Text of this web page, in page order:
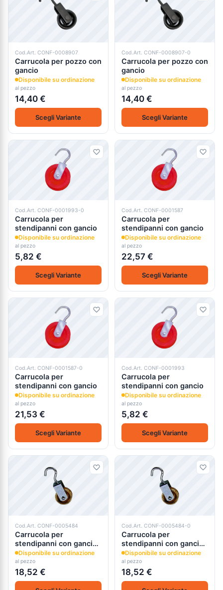
Cod.Art. CONF-0008907
Carrucola per pozzo con
gancio
Disponibile su ordinazione
al pezzo
14,40 €
Scegli Variante
Cod.Art. CONF-0008907-0
Carrucola per pozzo con
gancio
Disponibile su ordinazione
al pezzo
14,40 €
Scegli Variante
Cod.Art. CONF-0001993-0
Carrucola per
stendipanni con gancio
Disponibile su ordinazione
al pezzo
5,82 €
Scegli Variante
Cod.Art. CONF-0001587
Carrucola per
stendipanni con gancio
Disponibile su ordinazione
al pezzo
22,57 €
Scegli Variante
Cod.Art. CONF-0001587-0
Carrucola per
stendipanni con gancio
Disponibile su ordinazione
al pezzo
21,53 €
Scegli Variante
Cod.Art. CONF-0001993
Carrucola per
stendipanni con gancio
Disponibile su ordinazione
al pezzo
5,82 €
Scegli Variante
Cod.Art. CONF-0005484
Carrucola per
stendipanni con gancio
girevole
Disponibile su ordinazione
al pezzo
18,52 €
Cod.Art. CONF-0005484-0
Carrucola per
stendipanni con gancio
girevole
Disponibile su ordinazione
al pezzo
18,52 €